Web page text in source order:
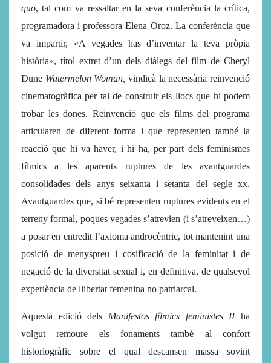
quo, tal com va ressaltar en la seva conferència la crítica,
programadora i professora Elena Oroz. La conferència que
va impartir, «A vegades has d’inventar la teva pròpia
història», títol extret d’un dels diàlegs del film de Cheryl
Dune Watermelon Woman ,vindicà la necessària reinvenció
cinematogràfica per tal de construir els llocs que hi podem
trobar les dones. Reinvenció que els films del programa
articularen de diferent forma i que representen també la
reacció que hi va haver, i hi ha, per part dels feminismes
fílmics a les aparents ruptures de les avantguardes
consolidades dels anys seixanta i setanta del segle xx.
Avantguardes que, si bé representen ruptures evidents en el
terreny formal, poques vegades s’atrevien (i s’atreveixen…)
a posar en entredit l’axioma androcèntric, tot mantenint una
posició de menyspreu i cosificació de la feminitat i de
negació de la diversitat sexual i, en definitiva, de qualsevol
experiència de llibertat femenina no patriarcal.
Aquesta edició dels Manifestos fílmics feministes IIha
volgut remoure els fonaments també al confort
historiogràfic sobre el qual descansen massa sovint